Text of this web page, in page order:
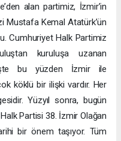
alan partimiz, İzmir’in
Mustafa Kemal Atatürk’ün
Cumhuriyet Halk Partimiz
kuruluşa uzanan
bu yüzden İzmir ile
köklü bir ilişki vardır. Her
Yüzyıl sonra, bugün
Partisi 38. İzmir Olağan
bir önem taşıyor. Tüm